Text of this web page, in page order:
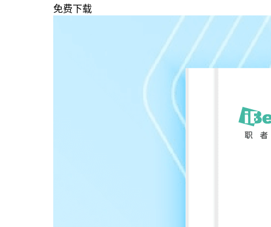
免费下载